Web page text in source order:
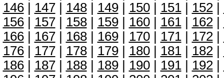
146| 147| 148| 149| 150| 151| 152|
156| 157| 158| 159| 160| 161| 162|
166| 167| 168| 169| 170| 171| 172|
176| 177| 178| 179| 180| 181| 182|
186| 187| 188| 189| 190| 191| 192|